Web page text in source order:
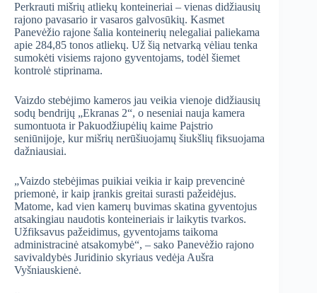
Perkrauti mišrių atliekų konteineriai – vienas didžiausių
rajono pavasario ir vasaros galvosūkių. Kasmet
Panevėžio rajone šalia konteinerių nelegaliai paliekama
apie 284,85 tonos atliekų. Už šią netvarką vėliau tenka
sumokėti visiems rajono gyventojams, todėl šiemet
kontrolė stiprinama.
Vaizdo stebėjimo kameros jau veikia vienoje didžiausių
sodų bendrijų „Ekranas 2“, o neseniai nauja kamera
sumontuota ir Pakuodžiupėlių kaime Paįstrio
seniūnijoje, kur mišrių nerūšiuojamų šiukšlių fiksuojama
dažniausiai.
„Vaizdo stebėjimas puikiai veikia ir kaip prevencinė
priemonė, ir kaip įrankis greitai surasti pažeidėjus.
Matome, kad vien kamerų buvimas skatina gyventojus
atsakingiau naudotis konteineriais ir laikytis tvarkos.
Užfiksavus pažeidimus, gyventojams taikoma
administracinė atsakomybė“, – sako Panevėžio rajono
savivaldybės Juridinio skyriaus vedėja Aušra
Vyšniauskienė.